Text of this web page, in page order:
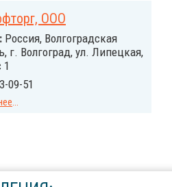
ООО
Россия, Волгоградская
г. Волгоград, ул. Липецкая,
1
09-51
...